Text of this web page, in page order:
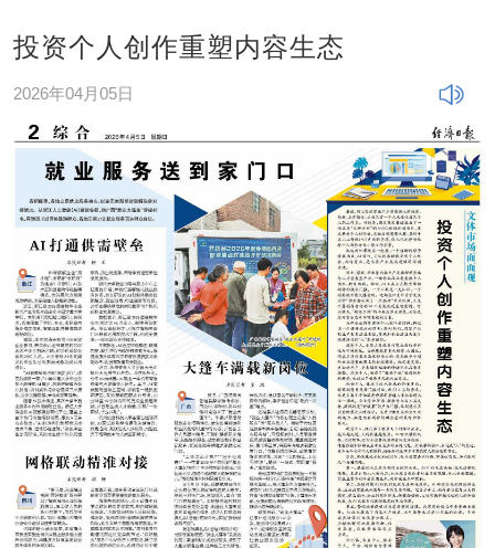
投资个人创作重塑内容生态
2026年04月05日